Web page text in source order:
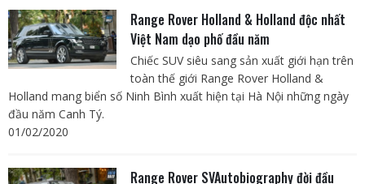
Range Rover Holland & Holland độc nhất
Việt Nam dạo phố đầu năm
Chiếc SUV siêu sang sản xuất giới hạn trên
toàn thế giới Range Rover Holland &
Holland mang biển số Ninh Bình xuất hiện tại Hà Nội những ngày
đầu năm Canh Tý.
01/02/2020
Range Rover SVAutobiography đời đầu